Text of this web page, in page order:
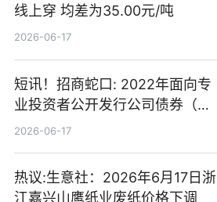
线上穿 均差为35.00元/吨
2026-06-17
短讯！招商蛇口: 2022年面向专
业投资者公开发行公司债券（第
二期）（品种二）2026年付息公
2026-06-17
热议:生意社：2026年6月17日浙
江嘉兴山鹰纸业废纸价格下调